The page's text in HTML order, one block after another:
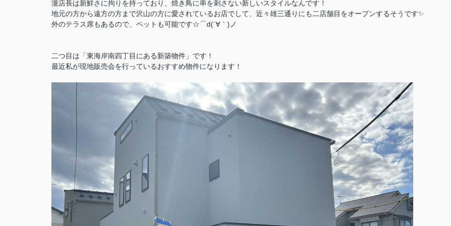
瀧店長は新鮮さに拘りを持っており、焼き鳥に串を刺さない新しいスタイルなんです！
地元の方から遠方の方まで沢山の方に愛されているお店でして、近々雄三通りにも二店舗目をオープンするそうです✨
外のテラス席もあるので、ペットも可能です☆⌒d(´∀｀)ノ
二つ目は「東海岸南四丁目にある新築物件」です！
最近私が現地販売会を行っているおすすめ物件になります！